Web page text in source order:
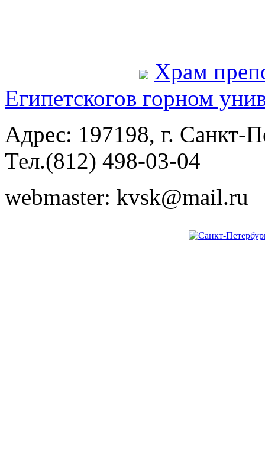
Храм
Египетскогов горном
Адрес: 197198, г. Санкт-
Тел.(812) 498-03-04
webmaster: kvsk@mail.ru